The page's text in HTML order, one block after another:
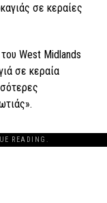
σε κεραίες
West Midlands
σε κεραία
READING.